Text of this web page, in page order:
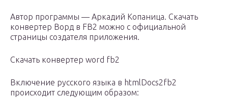
Автор программы — Аркадий Копаница. Скачать
конвертер Ворд в FB2 можно с официальной
страницы создателя приложения.
Скачать конвертер word fb2
Включение русского языка в htmlDocs2fb2
происходит следующим образом: